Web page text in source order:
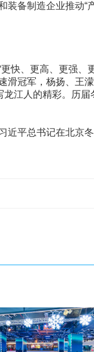
备制造企业推动
快、更高、更强
冠军，杨扬、王
江人的精彩。历
平总书记在北京